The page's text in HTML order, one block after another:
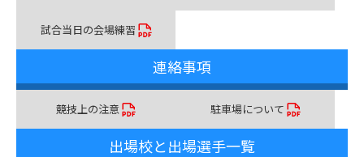
試合当日の会場練習
連絡事項
競技上の注意 駐車場について
出場校と出場選手一覧